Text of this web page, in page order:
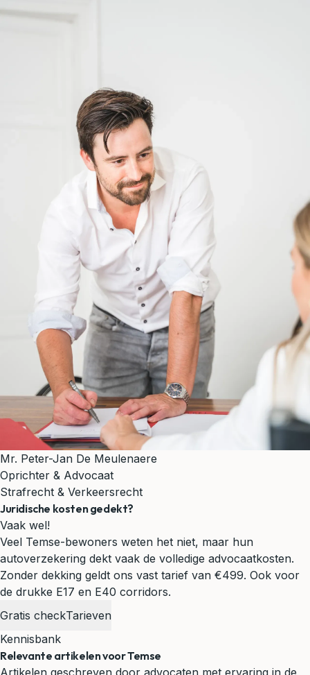
Mr. Peter-Jan De Meulenaere
Oprichter & Advocaat
Strafrecht & Verkeersrecht
Juridische kosten gedekt?
Vaak wel!
Veel Temse-bewoners weten het niet, maar hun
autoverzekering dekt vaak de volledige advocaatkosten.
Zonder dekking geldt ons vast tarief van €499. Ook voor
de drukke E17 en E40 corridors.
Gratis checkTarieven
Kennisbank
Relevante artikelen voor Temse
Artikelen geschreven door advocaten met ervaring in de